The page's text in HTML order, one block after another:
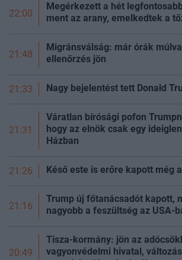
22:00
Megérkezett a hét
ment az arany, emelkedtek a
21:48
Migránsválság: már órák
ellenőrzés jön
21:33 Nagy bejelentést tett Donald
21:31
Váratlan bírósági pofon
hogy az elnök csak egy
Házban
21:26 Késő este is erőre kapott még a
21:16
Trump új főtanácsadót kapott,
nagyobb a feszültség az USA-
20:49
Tisza-kormány: jön az
vagyonvédelmi hivatal,